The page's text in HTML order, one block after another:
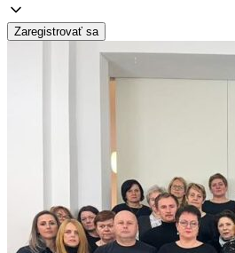
Zaregistrovať sa